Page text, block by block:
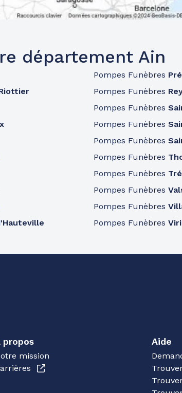
département Ain
Pompes Funèbres
Pompes Funèbres
Pompes Funèbres
Pompes Funèbres
Pompes Funèbres
Pompes Funèbres
Pompes Funèbres
Pompes Funèbres
Pompes Funèbres
Pompes Funèbres
propos
mission
Aide